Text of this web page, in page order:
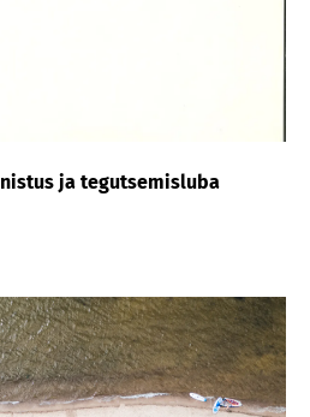
ja tegutsemisluba